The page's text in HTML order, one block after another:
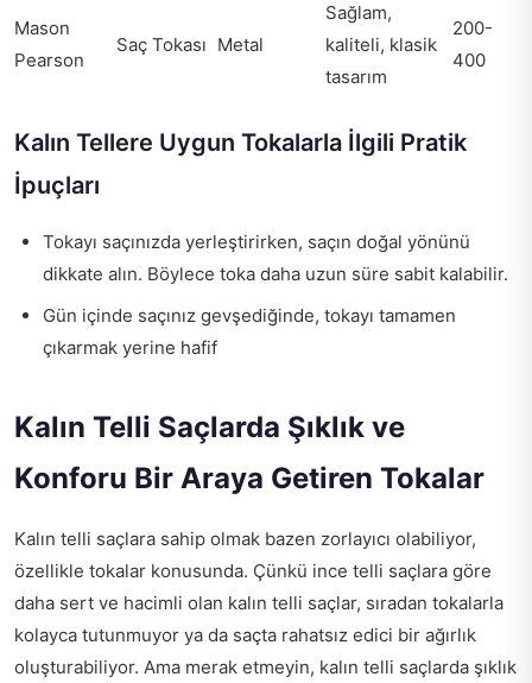
Mason
Pearson
Saç Tokası Metal
Sağlam,
kaliteli, klasik
tasarım
200-
400
Kalın Tellere Uygun Tokalarla İlgili Pratik
İpuçları
Tokayı saçınızda yerleştirirken, saçın doğal yönünü
dikkate alın. Böylece toka daha uzun süre sabit kalabilir.
Gün içinde saçınız gevşediğinde, tokayı tamamen
çıkarmak yerine hafif
Kalın Telli Saçlarda Şıklık ve
Konforu Bir Araya Getiren Tokalar
Kalın telli saçlara sahip olmak bazen zorlayıcı olabiliyor,
özellikle tokalar konusunda. Çünkü ince telli saçlara göre
daha sert ve hacimli olan kalın telli saçlar, sıradan tokalarla
kolayca tutunmuyor ya da saçta rahatsız edici bir ağırlık
oluşturabiliyor. Ama merak etmeyin, kalın telli saçlarda şıklık